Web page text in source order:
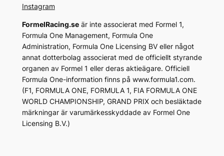
Instagram
FormelRacing.seär inte associerat med Formel 1,
Formula One Management, Formula One
Administration, Formula One Licensing BV eller något
annat dotterbolag associerat med de officiellt styrande
organen av Formel 1 eller deras aktieägare. Officiell
Formula One-information finns på www.formula1.com.
(F1, FORMULA ONE, FORMULA 1, FIA FORMULA ONE
WORLD CHAMPIONSHIP, GRAND PRIX och besläktade
märkningar är varumärkesskyddade av Formel One
Licensing B.V.)